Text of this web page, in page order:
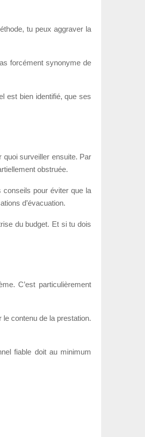
tu peux aggraver la
forcément synonyme de
est bien identifié, que ses
quoi surveiller ensuite. Par
obstruée.
conseils pour éviter que la
d’évacuation.
du budget. Et si tu dois
C’est particulièrement
contenu de la prestation.
fiable doit au minimum